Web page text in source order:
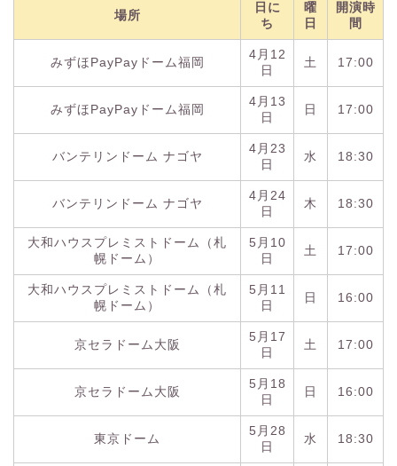
場所
日に
ち
曜
日
開演時
間
みずほPayPayドーム福岡
4月12
日
土 17:00
みずほPayPayドーム福岡
4月13
日
日 17:00
バンテリンドーム ナゴヤ
4月23
日
水 18:30
バンテリンドーム ナゴヤ
4月24
日
木 18:30
大和ハウスプレミストドーム（札
幌ドーム）
5月10
日
土 17:00
大和ハウスプレミストドーム（札
幌ドーム）
5月11
日
日 16:00
京セラドーム大阪
5月17
日
土 17:00
京セラドーム大阪
5月18
日
日 16:00
東京ドーム
5月28
日
水 18:30